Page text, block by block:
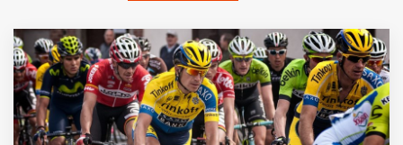
MUNICIPI
Inviateci le vostre segnalazioni